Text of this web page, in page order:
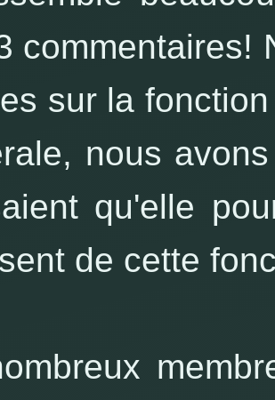
commentaires!
sur la
nous
qu'elle
de cette